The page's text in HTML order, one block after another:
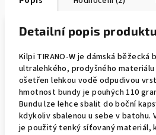
Detailní popis produktu
Kilpi TIRANO-W je dámská běžecká
ultralehkého, prodyšného materiálu
ošetřen lehkou vodě odpudivou
hmotnost bundy je pouhých 110
Bundu lze lehce sbalit do boční
kdykoliv sbalenou u sebe v batohu.
je použitý tenký síťovaný materiál,